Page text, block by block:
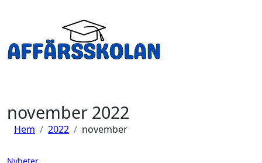
november 2022
Hem 2022 november